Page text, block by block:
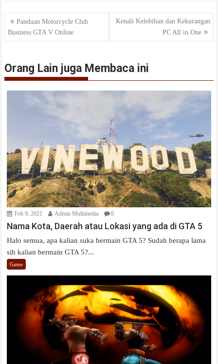
Navigasi
pos
Panduan Motorcycle Club
Business GTA V Online
Kenali Kelebihan dan Kekurangan
PC All in One
Orang Lain juga Membaca ini
Feb 9, 2021 Admin Multimedia 0
Nama Kota, Daerah atau Lokasi yang ada di GTA 5
Halo semua, apa kalian suka bermain GTA 5? Sudah berapa lama
sih kalian bermain GTA 5?...
Game